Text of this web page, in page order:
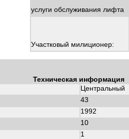
услуги обслуживания лифта
Участковый милиционер:
Техническая информация
Центральный
43
1992
10
1